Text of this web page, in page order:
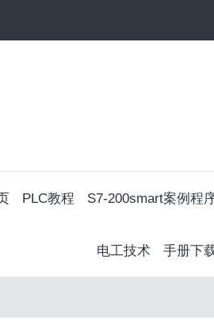
PLC教程 S7-200smart案例程
电工技术 手册下